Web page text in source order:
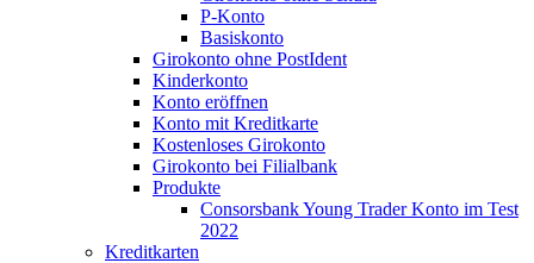
P-Konto
Basiskonto
Girokonto ohne PostIdent
Kinderkonto
Konto eröffnen
Konto mit Kreditkarte
Kostenloses Girokonto
Girokonto bei Filialbank
Produkte
Consorsbank Young Trader Konto im Test
2022
Kreditkarten